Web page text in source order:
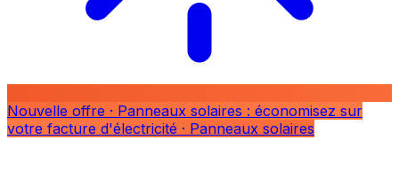
Nouvelle offre · Panneaux solaires : économisez sur
votre facture d'électricité · Panneaux solaires